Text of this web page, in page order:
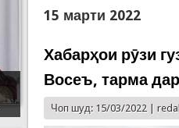
15 марти 2022
Хабарҳои рӯзи
Восеъ, тарма
Чоп шуд: 15/03/2022 |